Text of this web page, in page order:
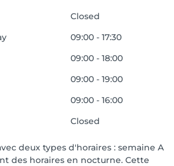
Closed
09:00 - 17:30
09:00 - 18:00
09:00 - 19:00
09:00 - 16:00
Closed
deux types d'horaires : semaine A
des horaires en nocturne. Cette